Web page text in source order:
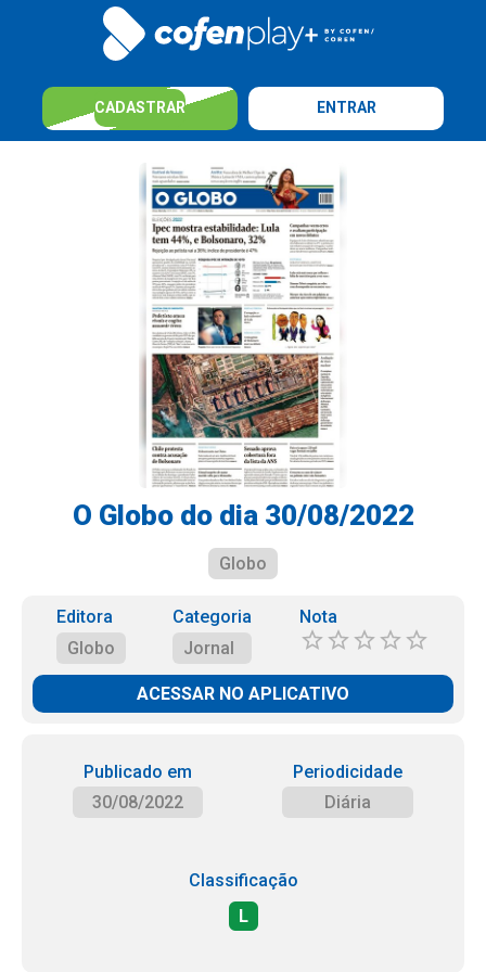
CADASTRAR ENTRAR
O Globo do dia 30/08/2022
Globo
Editora
Globo
Categoria
Jornal
Nota
ACESSAR NO APLICATIVO
Publicado em
30/08/2022
Periodicidade
Diária
Classificação
L